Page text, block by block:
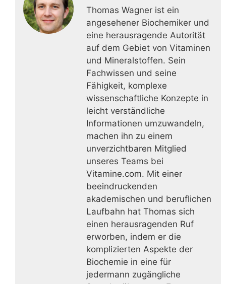
Thomas Wagner ist ein
angesehener Biochemiker und
eine herausragende Autorität
auf dem Gebiet von Vitaminen
und Mineralstoffen. Sein
Fachwissen und seine
Fähigkeit, komplexe
wissenschaftliche Konzepte in
leicht verständliche
Informationen umzuwandeln,
machen ihn zu einem
unverzichtbaren Mitglied
unseres Teams bei
Vitamine.com. Mit einer
beeindruckenden
akademischen und beruflichen
Laufbahn hat Thomas sich
einen herausragenden Ruf
erworben, indem er die
komplizierten Aspekte der
Biochemie in eine für
jedermann zugängliche